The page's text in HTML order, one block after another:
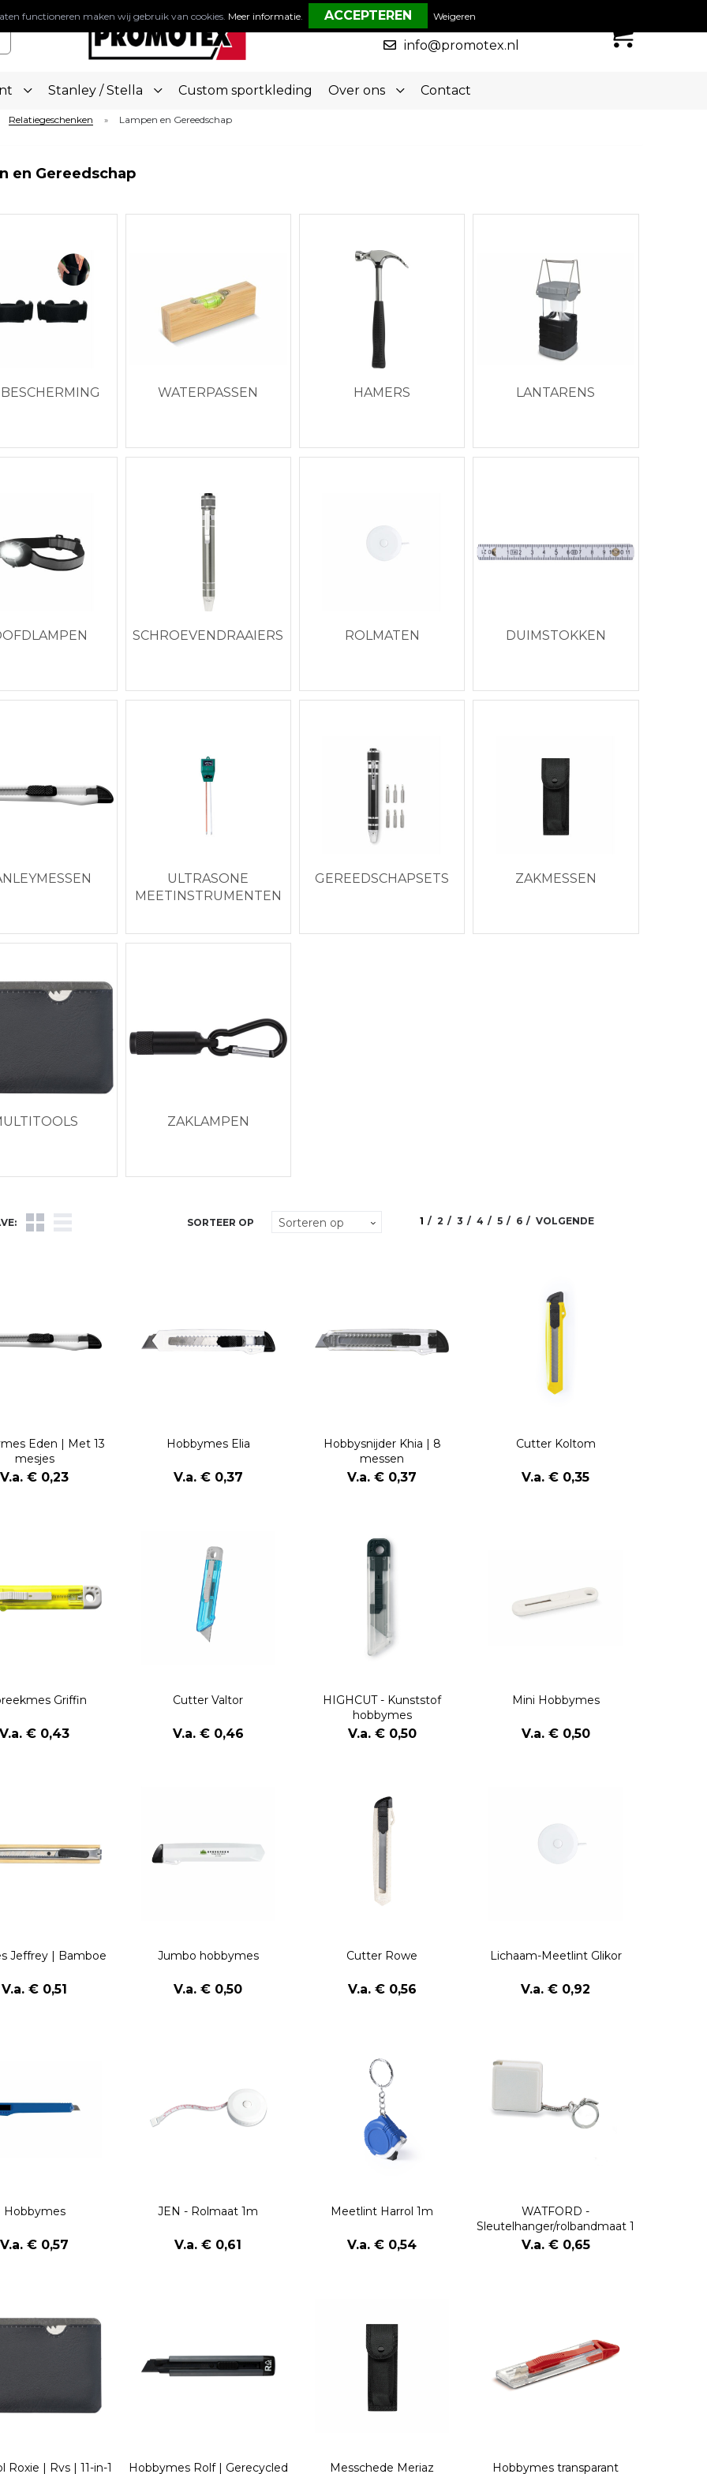
050-5773636
info@promotex.nl
Stanley / Stella Custom sportkleding Over ons Contact
Relatiegeschenken » Lampen en Gereedschap
en Gereedschap
WATERPASSEN HAMERS LANTARENS
SCHROEVENDRAAIERS ROLMATEN DUIMSTOKKEN
ULTRASONE
MEETINSTRUMENTEN
GEREEDSCHAPSETS ZAKMESSEN
ZAKLAMPEN
SORTEER OP 1 2 3 4 5 6 VOLGENDE
Eden | Met 13
mesjes
V.a. € 0,23
Hobbymes Elia
V.a. € 0,37
Hobbysnijder Khia | 8
messen
V.a. € 0,37
Cutter Koltom
V.a. € 0,35
Griffin
V.a. € 0,43
Cutter Valtor
V.a. € 0,46
HIGHCUT - Kunststof
hobbymes
V.a. € 0,50
Mini Hobbymes
V.a. € 0,50
Jeffrey | Bamboe
V.a. € 0,51
Jumbo hobbymes
V.a. € 0,50
Cutter Rowe
V.a. € 0,56
Lichaam-Meetlint Glikor
V.a. € 0,92
Hobbymes
V.a. € 0,57
JEN - Rolmaat 1m
V.a. € 0,61
Meetlint Harrol 1m
V.a. € 0,54
WATFORD -
Sleutelhanger/rolbandmaat 1
m
V.a. € 0,65
Roxie | Rvs | 11-in-1 Hobbymes Rolf | Gerecycled Messchede Meriaz Hobbymes transparant
functioneren maken wij gebruik van cookies. Meer informatie. Weigeren